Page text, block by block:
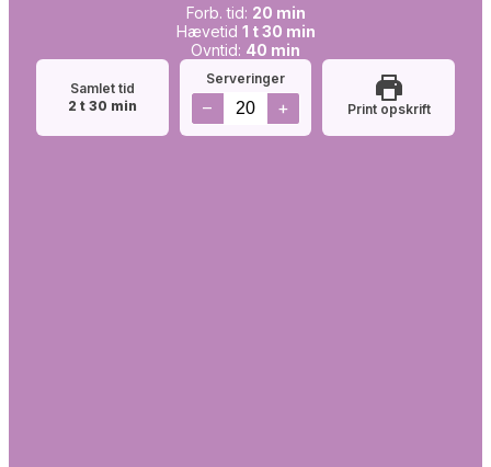
Forb.
tid:
Forb. tid: 20minutter
min
Simretid:
Hævetid 1time
t 30minutter
min
Ovntid:
Ovntid: 40 minutter
min
Samlet tid
2timer
t 30minutter
min
Serveringer
– + Print opskrift